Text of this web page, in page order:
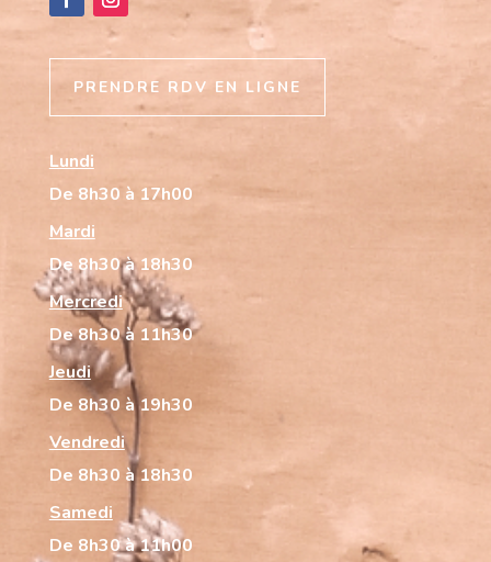
PRENDRE RDV EN LIGNE
Lundi
De 8h30 à 17h00
Mardi
De 8h30 à 18h30
Mercredi
De 8h30 à 11h30
Jeudi
De 8h30 à 19h30
Vendredi
De 8h30 à 18h30
Samedi
De 8h30 à 11h00